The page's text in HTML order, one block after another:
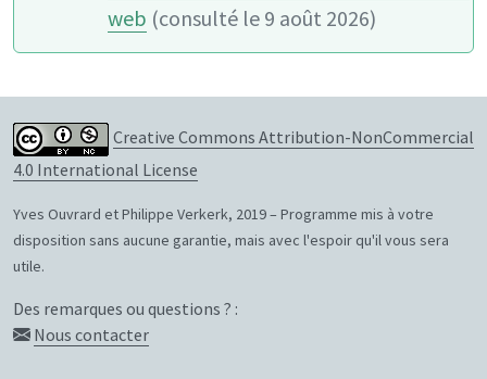
web (consulté le 9 août 2026)
Creative Commons Attribution-NonCommercial
4.0 International License
Yves Ouvrard et Philippe Verkerk, 2019 – Programme mis à votre
disposition sans aucune garantie, mais avec l'espoir qu'il vous sera
utile.
Des remarques ou questions ? :
Nous contacter